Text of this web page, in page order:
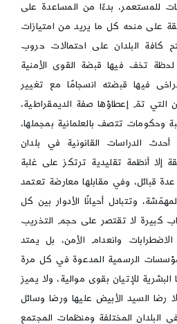
للمستعمر، بدءًا من المساعدة على
على منحه كل ما يريد من امتيازات
كافة البلدان على احتمالات حروب
تخف فيها قبضة القوى الأمنية
فيها قبضته انسجامًا مع تغيير
التي تمّ إعطاؤها صفة الديمقراطية،
وحكومات تتصف بالعلمانية بمجملها،
الدراسات القانونية في بلدان
إلا أنظمة تقليدية ترتكز على غلبة
قبائل، وفي مقابلها معارضة تعتمد
وتتبادل أحيانًا الأدوار بين كل
كبيرة لا تقتصر على حجم التخريب
وانعدام الأمن، بل يمتد
الرسمية المدعوة في كل مرة
للإتيان بقوى موالية، ولا يميز
رضا السيد الأبيض عليها ورضا وسائل
في البلدان المختلفة ومنظمات المجتمع